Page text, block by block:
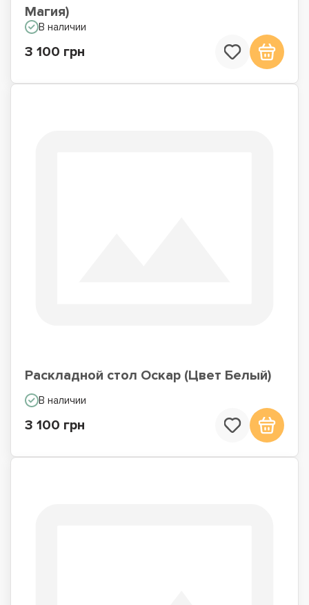
Магия)
В наличии
3 100 грн
Раскладной стол Оскар (Цвет Белый)
В наличии
3 100 грн